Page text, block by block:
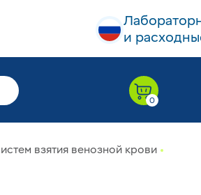
и
взятия венозной крови